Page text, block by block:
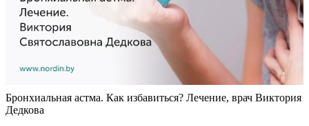
Бронхиальная астма. Как избавиться? Лечение, врач Виктория
Дедкова